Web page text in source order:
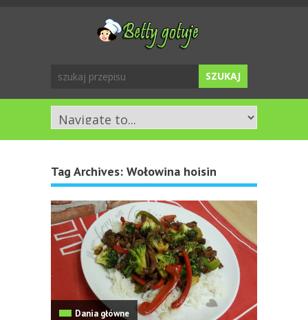
Tag Archives: Wołowina hoisin
Dania główne